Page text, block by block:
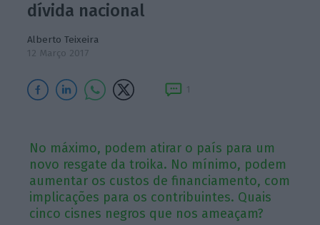
dívida nacional
Alberto Teixeira
12 Março 2017
1
No máximo, podem atirar o país para um
novo resgate da troika. No mínimo, podem
aumentar os custos de financiamento, com
implicações para os contribuintes. Quais
cinco cisnes negros que nos ameaçam?